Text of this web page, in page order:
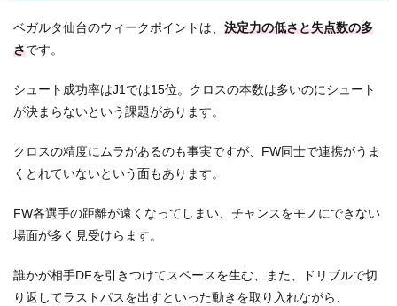
ベガルタ仙台のウィークポイントは、 決定力の低さと失点数の多
さです。
シュート成功率はJ1では15位。クロスの本数は多いのにシュート
が決まらないという課題があります。
クロスの精度にムラがあるのも事実ですが、FW同士で連携がうま
くとれていないという面もあります。
FW各選手の距離が遠くなってしまい、チャンスをモノにできない
場面が多く見受けらます。
誰かが相手DFを引きつけてスペースを生む、また、ドリブルで切
り返してラストパスを出すといった動きを取り入れながら、